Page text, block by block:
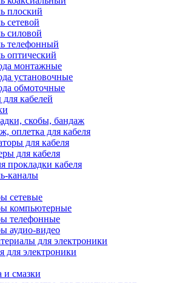
плоский
сетевой
силовой
телефонный
оптический
монтажные
установочные
обмоточные
кабелей
скобы, бандаж
оплетка для кабеля
для кабеля
для кабеля
прокладки кабеля
каналы
сетевые
компьютерные
телефонные
аудио-видео
для электроники
для электроники
и смазки